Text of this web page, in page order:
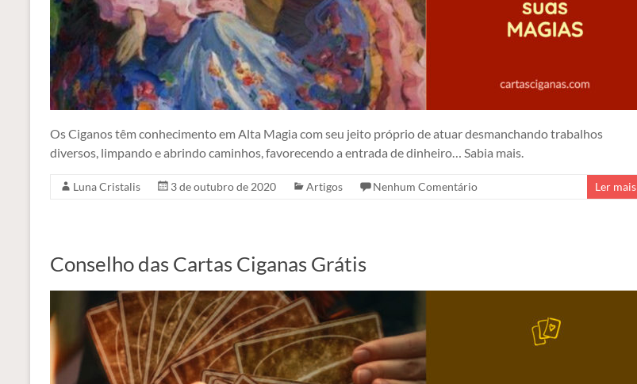
Os Ciganos têm conhecimento em Alta Magia com seu jeito próprio de atuar desmanchando trabalhos
diversos, limpando e abrindo caminhos, favorecendo a entrada de dinheiro… Sabia mais.
Luna Cristalis 3 de outubro de 2020 Artigos Nenhum Comentário Ler mais
Conselho das Cartas Ciganas Grátis